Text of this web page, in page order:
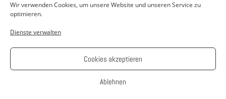
Wir verwenden Cookies, um unsere Website und unseren Service zu
optimieren.
Dienste verwalten
Cookies akzeptieren
Ablehnen
Downloads
FAQ
Jobs: Werde Teil unseres Teams!
Impressum